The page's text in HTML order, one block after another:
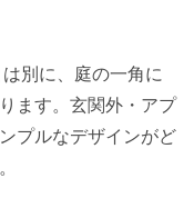
別に、庭の一角に
ます。玄関外・アプ
プルなデザインがど